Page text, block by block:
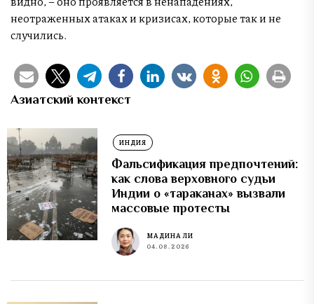
неотраженных атаках и кризисах, которые так и не
случились.
Азиатский контекст
ИНДИЯ
Фальсификация предпочтений:
как слова верховного судьи
Индии о «тараканах» вызвали
массовые протесты
МАДИНА ЛИ
04.08.2026